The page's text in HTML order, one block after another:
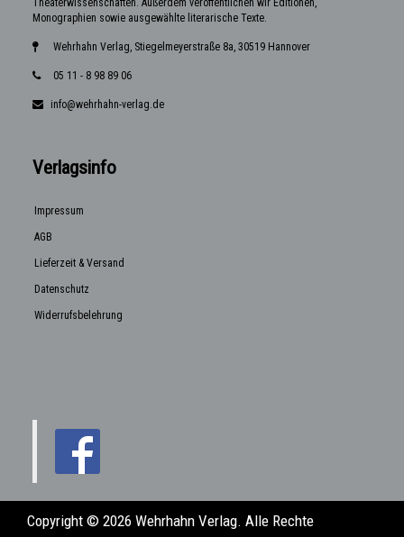
Monographien sowie ausgewählte literarische Texte.
Wehrhahn Verlag, Stiegelmeyerstraße 8a, 30519 Hannover
05 11 - 8 98 89 06
info@wehrhahn-verlag.de
Verlagsinfo
Impressum
AGB
Lieferzeit & Versand
Datenschutz
Widerrufsbelehrung
Copyright © 2026 Wehrhahn Verlag. Alle Rechte